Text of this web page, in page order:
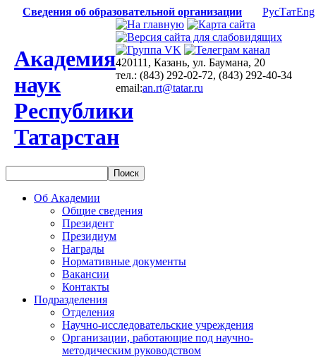
Сведения об образовательной организации РусТатEng
Академия
наук
Республики
Татарстан
420111, Казань, ул. Баумана, 20
тел.: (843) 292-02-72, (843) 292-40-34
email:an.rt@tatar.ru
Об Академии
Общие сведения
Президент
Президиум
Награды
Нормативные документы
Вакансии
Контакты
Подразделения
Отделения
Научно-исследовательские учреждения
Организации, работающие под научно-
методическим руководством